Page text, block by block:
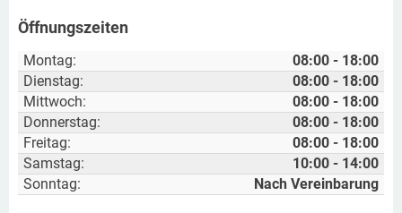
Öffnungszeiten
Montag:
08:00 - 18:00
Dienstag:
08:00 - 18:00
Mittwoch:
08:00 - 18:00
Donnerstag:
08:00 - 18:00
Freitag:
08:00 - 18:00
Samstag:
10:00 - 14:00
Sonntag:
Nach Vereinbarung